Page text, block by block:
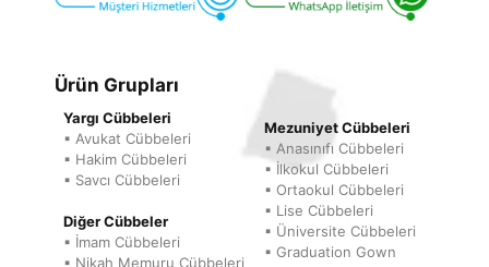
Ürün Grupları
Yargı Cübbeleri
▪ Avukat Cübbeleri
▪ Hakim Cübbeleri
▪ Savcı Cübbeleri
Diğer Cübbeler
▪ İmam Cübbeleri
▪ Nikah Memuru Cübbeleri
Mezuniyet Cübbeleri
▪ Anasınıfı Cübbeleri
▪ İlkokul Cübbeleri
▪ Ortaokul Cübbeleri
▪ Lise Cübbeleri
▪ Üniversite Cübbeleri
▪ Graduation Gown